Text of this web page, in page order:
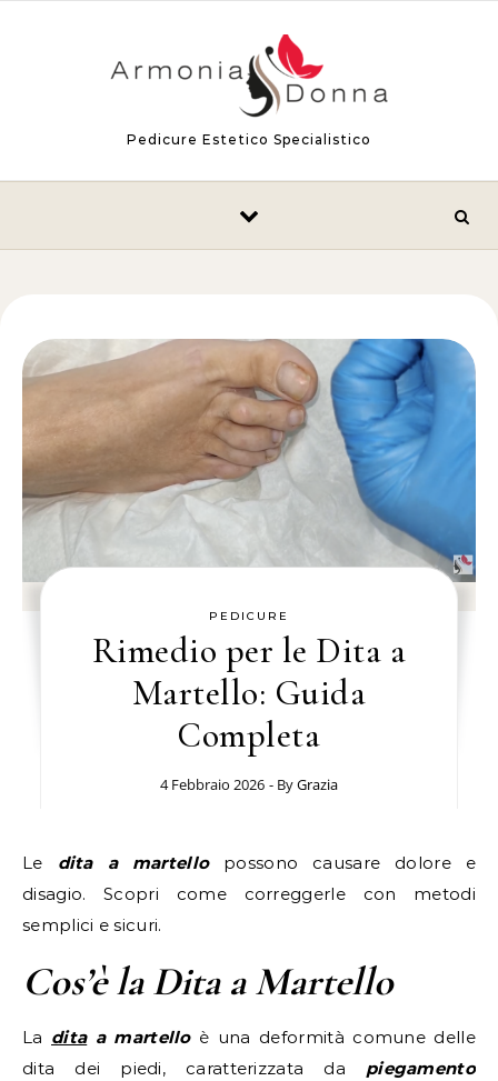
Pedicure Estetico Specialistico
PEDICURE
Rimedio per le Dita a
Martello: Guida
Completa
4 Febbraio 2026 - ByGrazia
Le dita a martellopossono causare dolore e
disagio. Scopri come correggerle con metodi
semplici e sicuri.
Cos’è la Dita a Martello
La ditaa martelloè una deformità comune delle
dita dei piedi, caratterizzata da piegamento